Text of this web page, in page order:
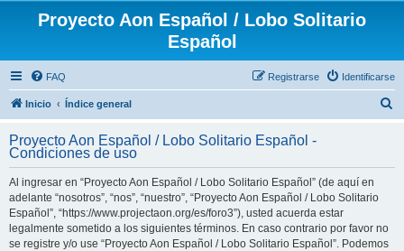
Proyecto Aon Español / Lobo Solitario
Español
FAQ Identificarse
Registrarse
Inicio Índice general
c
Proyecto Aon Español / Lobo Solitario Español -
Condiciones de uso
Al ingresar en “Proyecto Aon Español / Lobo Solitario Español” (de aquí en
adelante “nosotros”, “nos”, “nuestro”, “Proyecto Aon Español / Lobo Solitario
Español”, “https://www.projectaon.org/es/foro3”), usted acuerda estar
legalmente sometido a los siguientes términos. En caso contrario por favor no
se registre y/o use “Proyecto Aon Español / Lobo Solitario Español”. Podemos